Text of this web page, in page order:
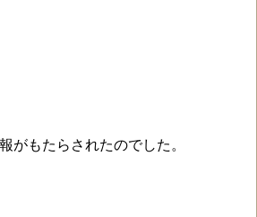
がもたらされたのでした。